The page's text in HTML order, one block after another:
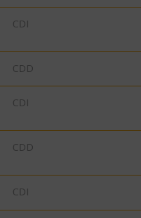
CDI
CDD
CDI
CDD
CDI